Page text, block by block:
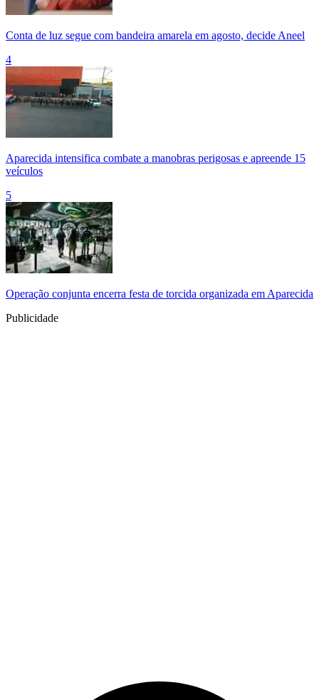
Conta de luz segue com bandeira amarela em agosto, decide Aneel
4
Aparecida intensifica combate a manobras perigosas e apreende 15
veículos
5
Operação conjunta encerra festa de torcida organizada em Aparecida
Publicidade